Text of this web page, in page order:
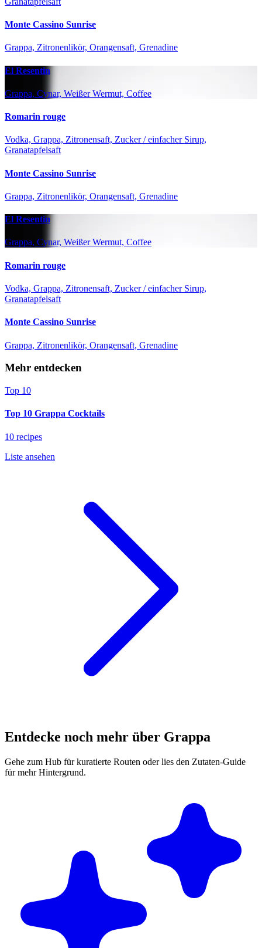
Monte Cassino Sunrise
Grappa, Zitronenlikör, Orangensaft, Grenadine
El Resentin
Grappa, Cynar, Weißer Wermut, Coffee
Romarin rouge
Vodka, Grappa, Zitronensaft, Zucker / einfacher Sirup,
Granatapfelsaft
Monte Cassino Sunrise
Grappa, Zitronenlikör, Orangensaft, Grenadine
El Resentin
Grappa, Cynar, Weißer Wermut, Coffee
Romarin rouge
Vodka, Grappa, Zitronensaft, Zucker / einfacher Sirup,
Granatapfelsaft
Monte Cassino Sunrise
Grappa, Zitronenlikör, Orangensaft, Grenadine
Mehr entdecken
Top 10
Top 10 Grappa Cocktails
10 recipes
Liste ansehen
Entdecke noch mehr über Grappa
Gehe zum Hub für kuratierte Routen oder lies den Zutaten-Guide
für mehr Hintergrund.